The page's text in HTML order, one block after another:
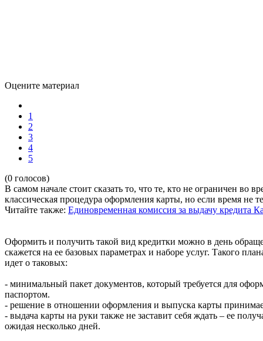
Оцените материал
1
2
3
4
5
(0 голосов)
В самом начале стоит сказать то, что те, кто не ограничен во
классическая процедура оформления карты, но если время не
Читайте также: Единовременная комиссия за выдачу кредита
Оформить и получить такой вид кредитки можно в день
скажется на ее базовых параметрах и наборе услуг. Такого
идет о таковых:
- минимальный пакет документов, который требуется для
паспортом.
- решение в отношении оформления и выпуска карты
- выдача карты на руки также не заставит себя ждать – ее
ожидая несколько дней.